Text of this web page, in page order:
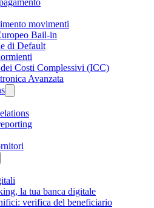
movimenti
Bail-in
di Default
Costi Complessivi (ICC)
Avanzata
la tua banca digitale
verifica del beneficiario